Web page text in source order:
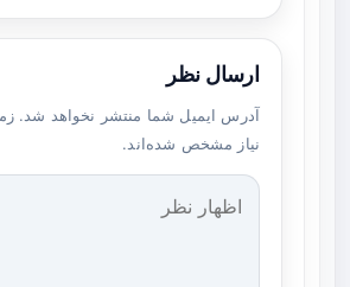
ارسال نظر
آدرس ایمیل شما منتشر نخواهد شد.
نیاز مشخص شده‌اند.